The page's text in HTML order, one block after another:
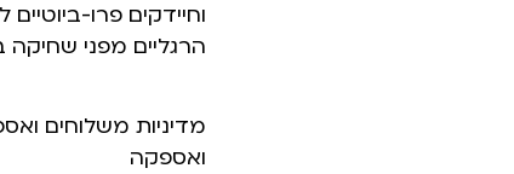
וחיידקים פרו-
הרגליים מפני שחיקה
מדיניות משלוחים
ואספקה